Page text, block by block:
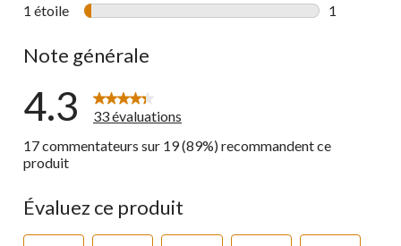
1 étoile étoiles
1
Note générale
4.3
33 évaluations
17 commentateurs sur 19 (89%) recommandent ce
produit
Évaluez ce produit